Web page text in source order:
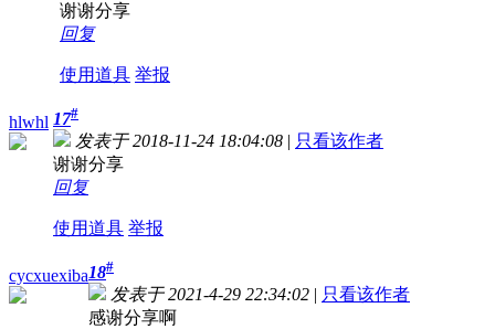
谢谢分享
回复
使用道具 举报
hlwhl 17#
发表于 2018-11-24 18:04:08 | 只看该作者
谢谢分享
回复
使用道具 举报
cycxuexiba18#
发表于 2021-4-29 22:34:02 | 只看该作者
感谢分享啊